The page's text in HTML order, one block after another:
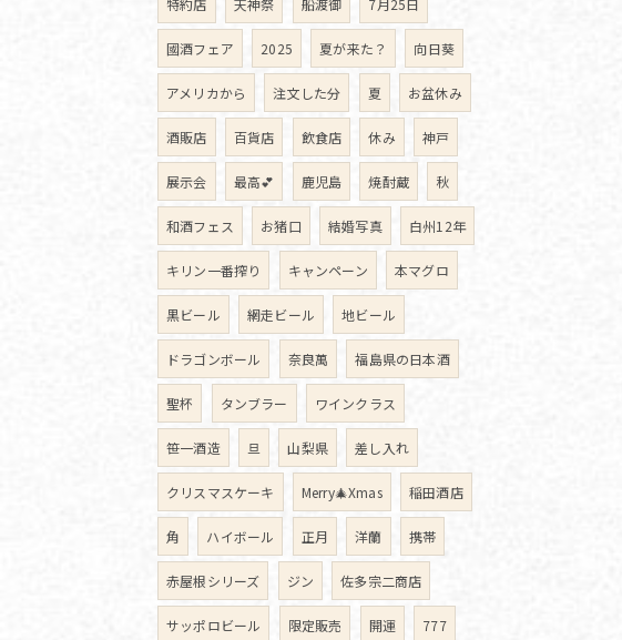
特約店 天神祭 船渡御 7月25日
國酒フェア 2025 夏が来た？ 向日葵
アメリカから 注文した分 夏 お盆休み
酒販店 百貨店 飲食店 休み 神戸
展示会 最高💕 鹿児島 焼酎蔵 秋
和酒フェス お猪口 結婚写真 白州12年
キリン一番搾り キャンペーン 本マグロ
黒ビール 網走ビール 地ビール
ドラゴンボール 奈良萬 福島県の日本酒
聖杯 タンブラー ワインクラス
笹一酒造 旦 山梨県 差し入れ
クリスマスケーキ Merry🎄Xmas 稲田酒店
角 ハイボール 正月 洋蘭 携帯
赤屋根シリーズ ジン 佐多宗二商店
サッポロビール 限定販売 開運 777